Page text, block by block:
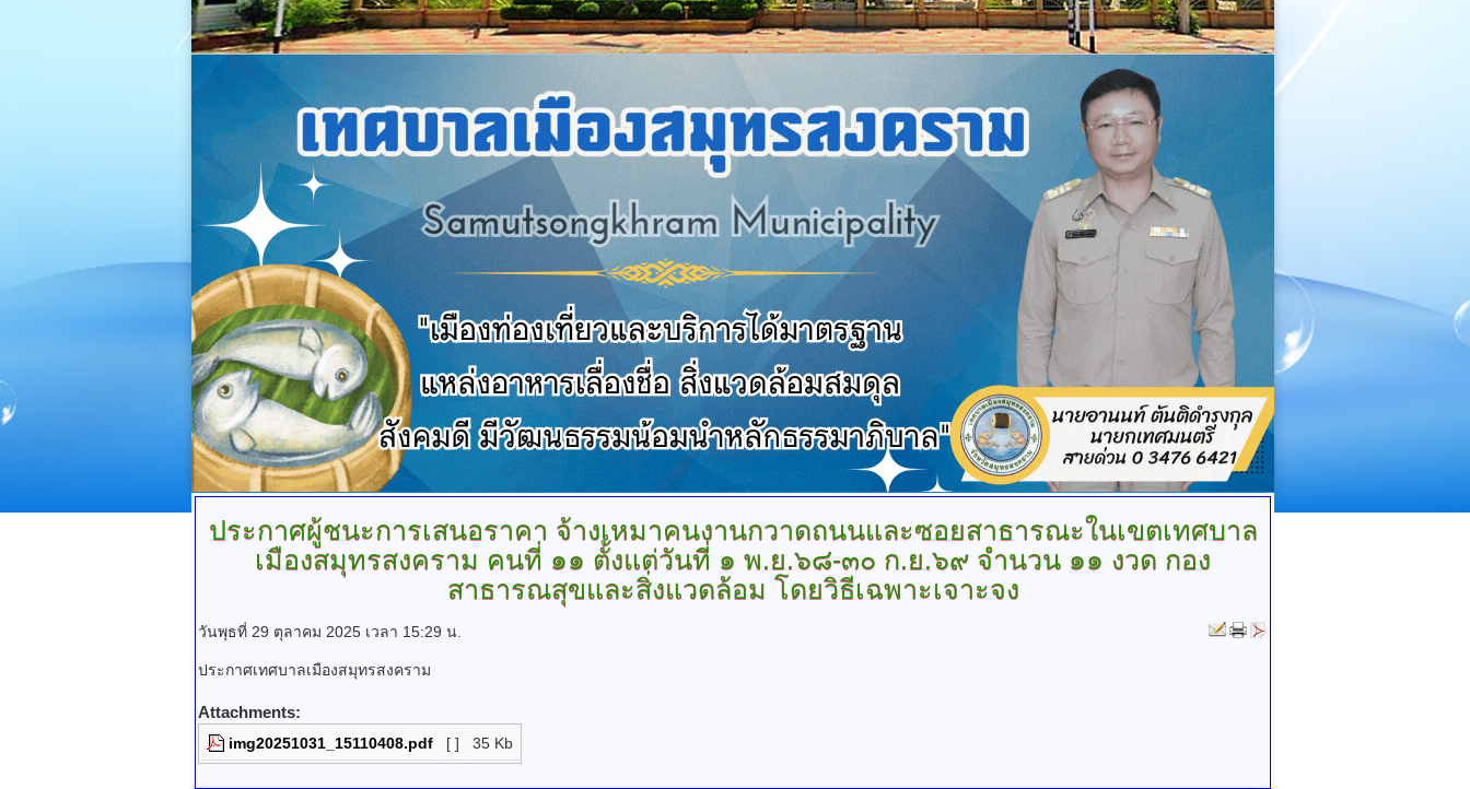
ประกาศผู้ชนะการเสนอราคา จ้างเหมาคนงานกวาดถนนและซอยสาธารณะในเขตเทศบาล
เมืองสมุทรสงคราม คนที่ ๑๑ ตั้งแต่วันที่ ๑ พ.ย.๖๘-๓๐ ก.ย.๖๙ จำนวน ๑๑ งวด กอง
สาธารณสุขและสิ่งแวดล้อม โดยวิธีเฉพาะเจาะจง
วันพุธที่ 29 ตุลาคม 2025 เวลา 15:29 น.
ประกาศเทศบาลเมืองสมุทรสงคราม
Attachments:
img20251031_15110408.pdf [ ] 35 Kb